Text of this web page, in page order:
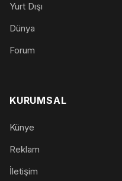
Yurt Dışı
Dünya
Forum
KURUMSAL
Künye
Reklam
İletişim